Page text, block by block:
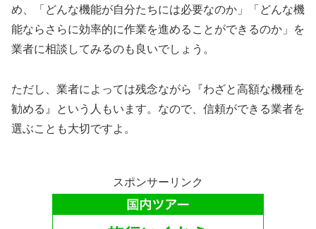
め、「どんな機能が自分たちには必要なのか」「どんな機
能ならさらに効率的に作業を進めることができるのか」を
業者に相談してみるのも良いでしょう。
ただし、業者によっては残念ながら『わざと高額な機種を
勧める』という人もいます。なので、信頼ができる業者を
選ぶことも大切ですよ。
スポンサーリンク